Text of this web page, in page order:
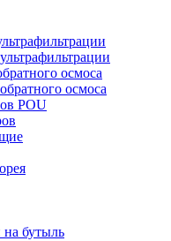
осмоса
осмоса
POU
на бутыль